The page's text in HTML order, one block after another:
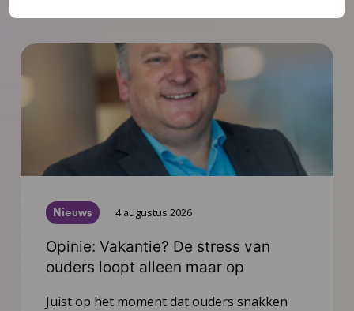
Nieuws 4 augustus 2026
Opinie: Vakantie? De stress van
ouders loopt alleen maar op
Juist op het moment dat ouders snakken